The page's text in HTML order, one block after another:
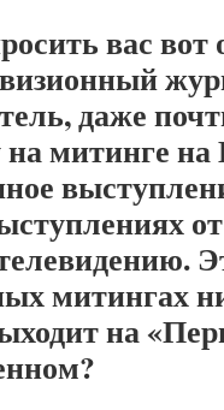
вас
даже
митинге
митингах
на